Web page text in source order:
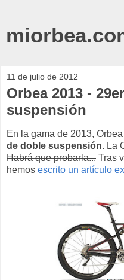
11 de julio de 2012
Orbea 2013 -
suspensión
En la gama de 2013,
de doble suspensión. La
Habrá que probarla... Tras
hemos escrito un artículo